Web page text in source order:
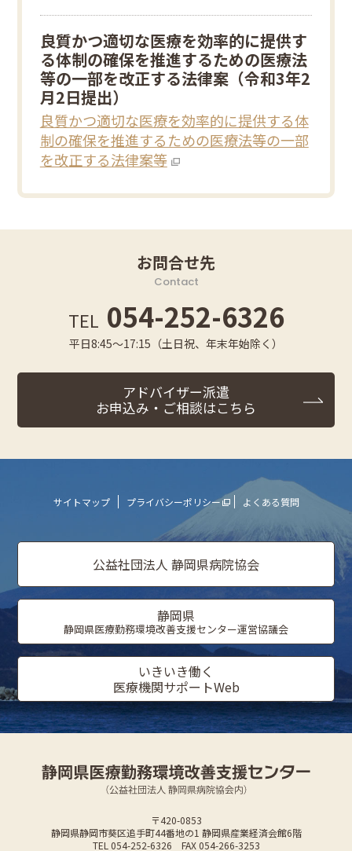
良質かつ適切な医療を効率的に提供す
る体制の確保を推進するための医療法
等の一部を改正する法律案（令和3年2
月2日提出）
良質かつ適切な医療を効率的に提供する体
制の確保を推進するための医療法等の一部
を改正する法律案等
お問合せ先
Contact
TEL 054-252-6326
平日8:45～17:15（土日祝、年末年始除く）
アドバイザー派遣
お申込み・ご相談はこちら
よくある質問
プライバシーポリシー
サイトマップ
公益社団法人 静岡県病院協会
静岡県
静岡県医療勤務環境改善支援センター運営協議会
いきいき働く
医療機関サポートWeb
〒420-0853
静岡県静岡市葵区追手町44番地の1 静岡県産業経済会館6階
TEL 054-252-6326 FAX 054-266-3253